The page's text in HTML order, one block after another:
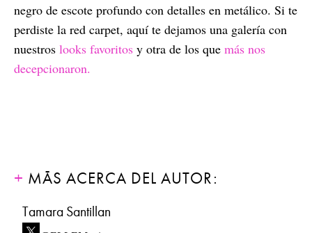
negro de escote profundo con detalles en metálico. Si te
perdiste la red carpet, aquí te dejamos una galería con
nuestros looks favoritos y otra de los que más nos
decepcionaron.
MÁS ACERCA DEL AUTOR:
Tamara Santillan